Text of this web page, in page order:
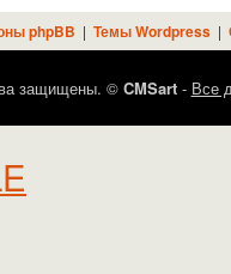
phpBB | Темы Wordpress|
защищены. © CMSart- Все